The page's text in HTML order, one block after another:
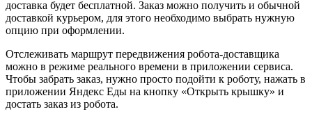
доставка будет бесплатной. Заказ можно получить и обычной
доставкой курьером, для этого необходимо выбрать нужную
опцию при оформлении.
Отслеживать маршрут передвижения робота-доставщика
можно в режиме реального времени в приложении сервиса.
Чтобы забрать заказ, нужно просто подойти к роботу, нажать в
приложении Яндекс Еды на кнопку «Открыть крышку» и
достать заказ из робота.